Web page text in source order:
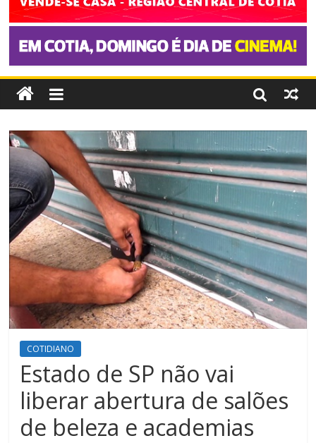
COTIDIANO
Estado de SP não vai
liberar abertura de salões
de beleza e academias